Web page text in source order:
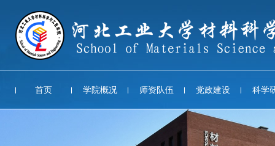
首页 学院概况 师资队伍 党政建设 科学